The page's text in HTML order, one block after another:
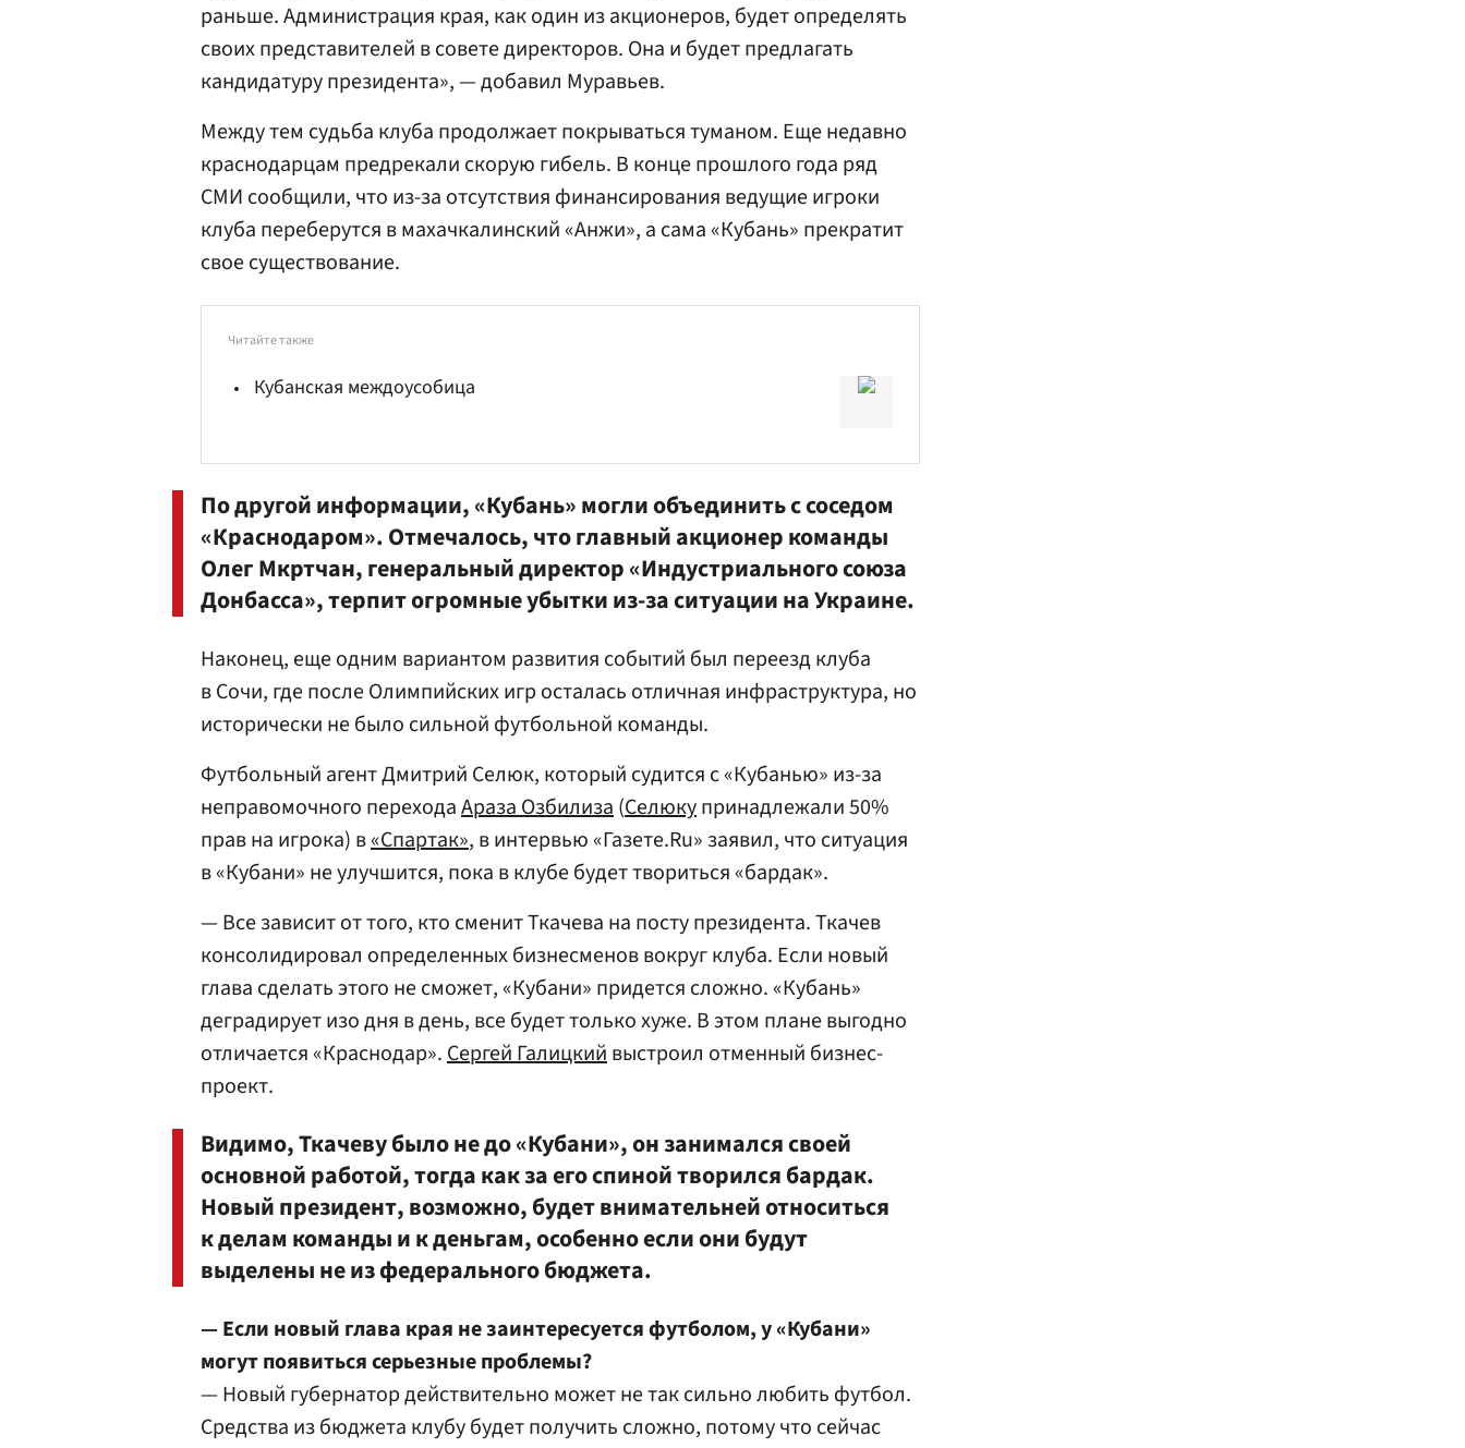
раньше. Администрация края, как один из акционеров, будет определять
своих представителей в совете директоров. Она и будет предлагать
кандидатуру президента», — добавил Муравьев.
Между тем судьба клуба продолжает покрываться туманом. Еще недавно
краснодарцам предрекали скорую гибель. В конце прошлого года ряд
СМИ сообщили, что из-за отсутствия финансирования ведущие игроки
клуба переберутся в махачкалинский «Анжи», а сама «Кубань» прекратит
свое существование.
Читайте также
Кубанская междоусобица
По другой информации, «Кубань» могли объединить с соседом
«Краснодаром». Отмечалось, что главный акционер команды
Олег Мкртчан, генеральный директор «Индустриального союза
Донбасса», терпит огромные убытки из-за ситуации на Украине.
Наконец, еще одним вариантом развития событий был переезд клуба
в Сочи, где после Олимпийских игр осталась отличная инфраструктура, но
исторически не было сильной футбольной команды.
Футбольный агент Дмитрий Селюк, который судится с «Кубанью» из-за
неправомочного переходаАраза Озбилиза(Селюкупринадлежали 50%
прав на игрока) в«Спартак», в интервью «Газете.Ru» заявил, что ситуация
в «Кубани» не улучшится, пока в клубе будет твориться «бардак».
— Все зависит от того, кто сменит Ткачева на посту президента. Ткачев
консолидировал определенных бизнесменов вокруг клуба. Если новый
глава сделать этого не сможет, «Кубани» придется сложно. «Кубань»
деградирует изо дня в день, все будет только хуже. В этом плане выгодно
отличается «Краснодар».Сергей Галицкийвыстроил отменный бизнес-
проект.
Видимо, Ткачеву было не до «Кубани», он занимался своей
основной работой, тогда как за его спиной творился бардак.
Новый президент, возможно, будет внимательней относиться
к делам команды и к деньгам, особенно если они будут
выделены не из федерального бюджета.
— Если новый глава края не заинтересуется футболом, у «Кубани»
могут появиться серьезные проблемы?
— Новый губернатор действительно может не так сильно любить футбол.
Средства из бюджета клубу будет получить сложно, потому что сейчас